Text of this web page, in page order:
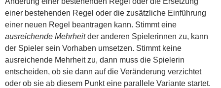
einer bestehenden Regel oder die zusätzliche Einführung
einer neuen Regel beantragen kann. Stimmt eine
ausreichende Mehrheitder anderen Spielerinnen zu, kann
der Spieler sein Vorhaben umsetzen. Stimmt keine
ausreichende Mehrheit zu, dann muss die Spielerin
entscheiden, ob sie dann auf die Veränderung verzichtet
oder ob sie ab diesem Punkt eine parallele Variante startet.